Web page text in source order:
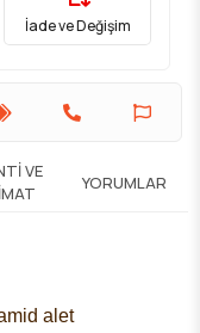
İade ve Değişim
VE
YORUMLAR
alet